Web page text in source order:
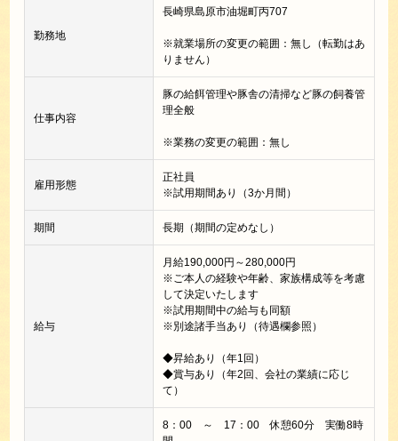
勤務地
長崎県島原市油堀町丙707
※就業場所の変更の範囲：無し（転勤はあ
りません）
仕事内容
豚の給餌管理や豚舎の清掃など豚の飼養管
理全般
※業務の変更の範囲：無し
雇用形態
正社員
※試用期間あり（3か月間）
期間 長期（期間の定めなし）
給与
月給190,000円～280,000円
※ご本人の経験や年齢、家族構成等を考慮
して決定いたします
※試用期間中の給与も同額
※別途諸手当あり（待遇欄参照）
◆昇給あり（年1回）
◆賞与あり（年2回、会社の業績に応じ
て）
8：00 ～ 17：00 休憩60分 実働8時